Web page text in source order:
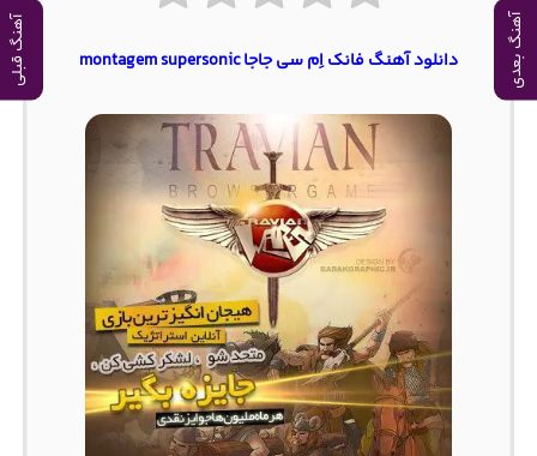
آهنگ بعدی آهنگ قبلی دانلود آهنگ فانک اِم سی جاجا montagem supersonic